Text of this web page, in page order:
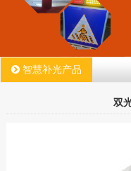
智慧补光产品
双